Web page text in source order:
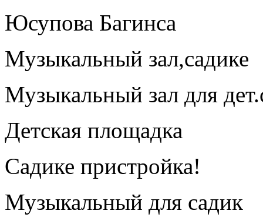
Юсупова Багинса
Музыкальный зал,садике
Музыкальный зал для
Детская площадка
Садике пристройка!
Музыкальный для садик